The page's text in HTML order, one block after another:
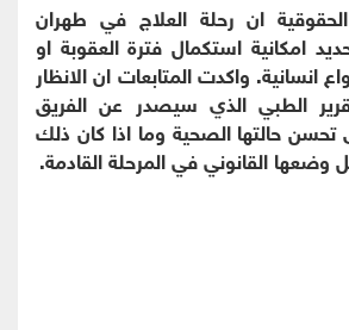
ان رحلة العلاج في طهران
امكانية استكمال فترة العقوبة او
انسانية. واكدت المتابعات ان الانظار
الطبي الذي سيصدر عن الفريق
تحسن حالتها الصحية وما اذا كان ذلك
القانوني في المرحلة القادمة.